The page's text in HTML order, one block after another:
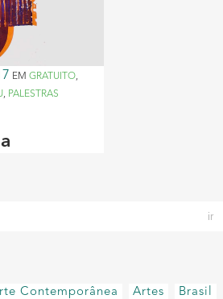
EM GRATUITO,
, PALESTRAS
Contemporânea Artes
Brasil